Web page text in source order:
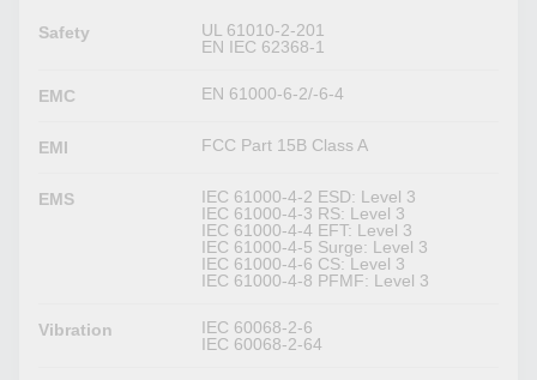
Safety
UL 61010-2-201
EN IEC 62368-1
EMC EN 61000-6-2/-6-4
EMI FCC Part 15B Class A
EMS
IEC 61000-4-2 ESD: Level 3
IEC 61000-4-3 RS: Level 3
IEC 61000-4-4 EFT: Level 3
IEC 61000-4-5 Surge: Level 3
IEC 61000-4-6 CS: Level 3
IEC 61000-4-8 PFMF: Level 3
Vibration
IEC 60068-2-6
IEC 60068-2-64